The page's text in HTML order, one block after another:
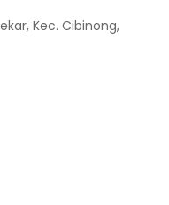
Kec. Cibinong,